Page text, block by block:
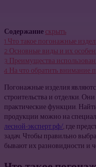
Содержаниескрыть
1Что такое погонажные
2Основные виды и их
3Преимущества
4На что обратить внимание
Погонажные изделия
строительства и отделки.
практические функции.
продукции можно на
лесной-эксперт.рф/, где
задач. Чтобы правильно
бывают их разновидности и